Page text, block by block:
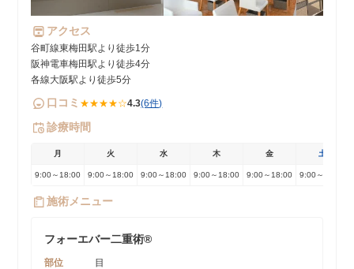
アクセス
谷町線東梅田駅より徒歩1分
阪神電車梅田駅より徒歩4分
各線大阪駅より徒歩5分
口コミ ★★★★☆4.3(6件)
診療時間
月 火 水 木 金 土
9:00～18:00 9:00～18:00 9:00～18:00 9:00～18:00 9:00～18:00 9:00～18:00
施術メニュー
フォーエバー二重術®️
部位
目